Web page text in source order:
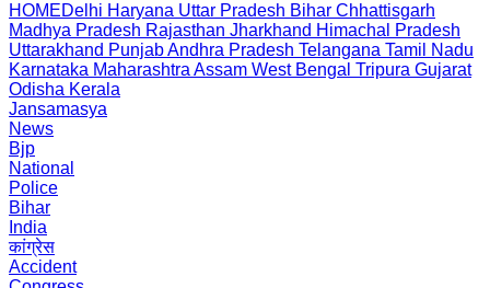
HOMEDelhi Haryana Uttar Pradesh Bihar Chhattisgarh
Madhya Pradesh Rajasthan Jharkhand Himachal Pradesh
Uttarakhand PunjabAndhra Pradesh Telangana Tamil Nadu
Karnataka Maharashtra Assam West Bengal Tripura Gujarat
Odisha Kerala
Jansamasya
News
Bjp
National
Police
Bihar
India
कांग्रेस
Accident